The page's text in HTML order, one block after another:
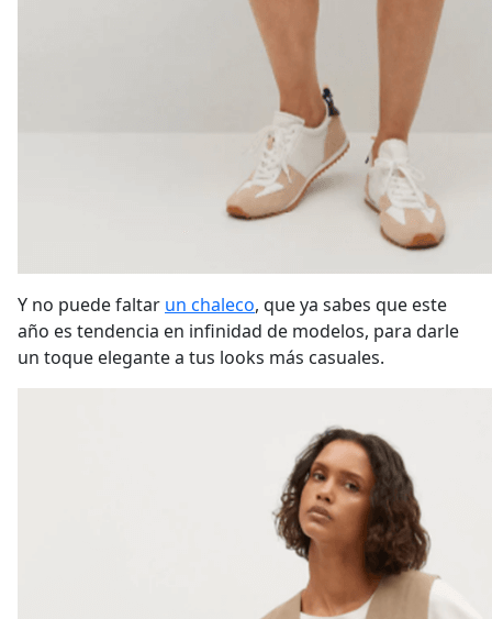
Y no puede faltar un chaleco, que ya sabes que este
año es tendencia en infinidad de modelos, para darle
un toque elegante a tus looks más casuales.